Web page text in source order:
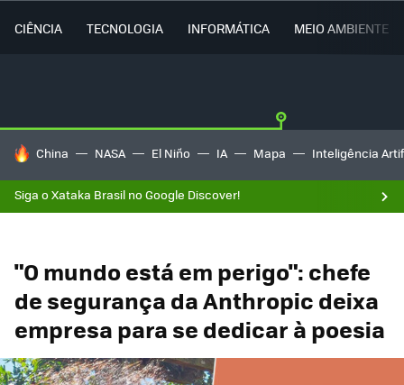
CIÊNCIA TECNOLOGIA INFORMÁTICA MEIO AMBIENTE
TENDÊNCIAS DO DIA
China NASA El Niño IA Mapa Inteligência
Siga o Xataka Brasil no Google Discover!
"O mundo está em perigo": chefe
de segurança da Anthropic deixa
empresa para se dedicar à poesia